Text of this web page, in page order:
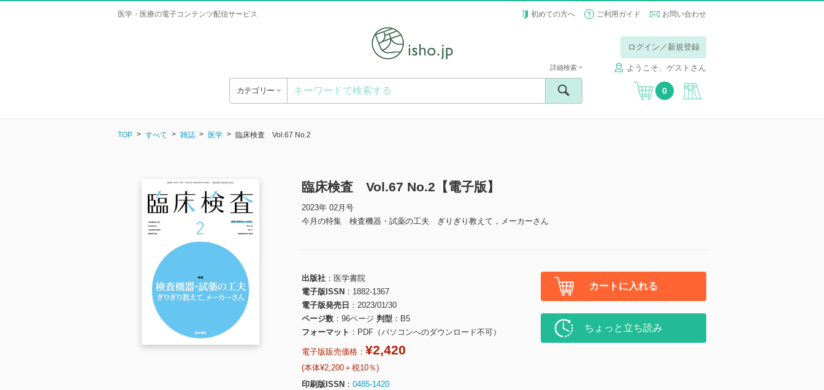
医学・医療の電子コンテンツ配信サービス 初めての方へ ご利用ガイド お問い合わせ
ログイン／新規登録
ようこそ、ゲストさん
カテゴリー
詳細検索
0
TOP すべて 雑誌 医学 臨床検査 Vol.67 No.2
臨床検査 Vol.67 No.2【電子版】
2023年 02月号
今月の特集 検査機器・試薬の工夫 ぎりぎり教えて，メーカーさん
出版社
医学書院
電子版ISSN
1882-1367
電子版発売日
2023/01/30
ページ数
96ページ 判型
B5
フォーマット
PDF（パソコンへのダウンロード不可）
電子版販売価格： ¥2,420
(本体¥2,200＋税10％)
印刷版ISSN
0485-1420
カートに入れる
ちょっと立ち読み